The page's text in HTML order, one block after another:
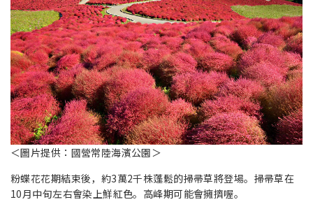
＜圖片提供：國營常陸海濱公園＞
粉蝶花花期結束後，約3萬2千株蓬鬆的掃帚草將登場。掃帚草在
10月中旬左右會染上鮮紅色。高峰期可能會擁擠喔。